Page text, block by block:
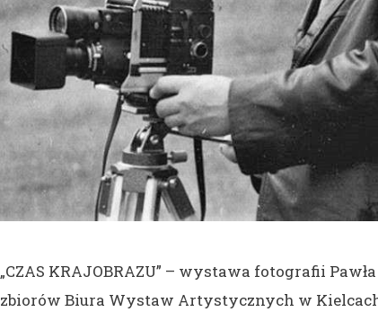
„CZAS KRAJOBRAZU” – wystawa fotografii
zbiorów Biura Wystaw Artystycznych w